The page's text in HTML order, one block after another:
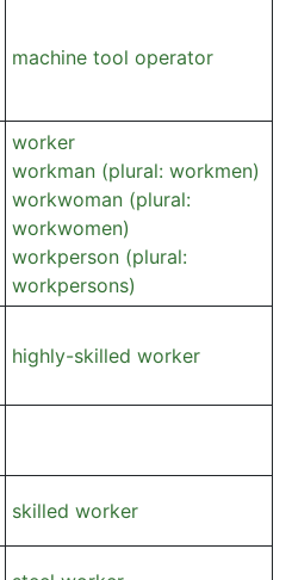
machine tool operator
worker
workman (plural: workmen)
workwoman (plural:
workwomen)
workperson (plural:
workpersons)
highly-skilled worker
skilled worker